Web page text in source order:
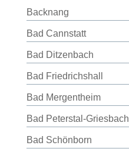
Backnang
Bad Cannstatt
Bad Ditzenbach
Bad Friedrichshall
Bad Mergentheim
Bad Peterstal-Griesbach
Bad Schönborn